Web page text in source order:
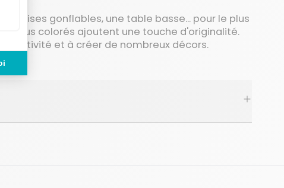
gonflables, une table basse... pour le plus
tissus colorés ajoutent une touche d'originalité.
et à créer de nombreux décors.